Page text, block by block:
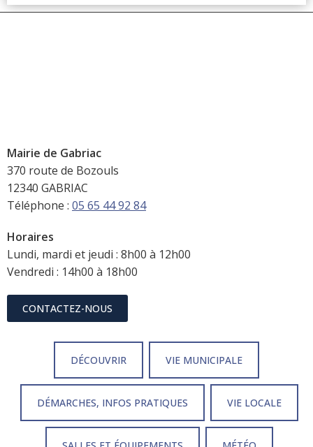
Mairie de Gabriac
370 route de Bozouls
12340 GABRIAC
Téléphone : 05 65 44 92 84
Horaires
Lundi, mardi et jeudi : 8h00 à 12h00
Vendredi : 14h00 à 18h00
CONTACTEZ-NOUS
DÉCOUVRIR VIE MUNICIPALE
DÉMARCHES, INFOS PRATIQUES VIE LOCALE